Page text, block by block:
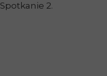
Spotkanie 2.